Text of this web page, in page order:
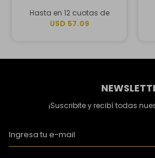
Hasta en 12 cuotas de
USD 57.09
¡Suscribite y recibí todas